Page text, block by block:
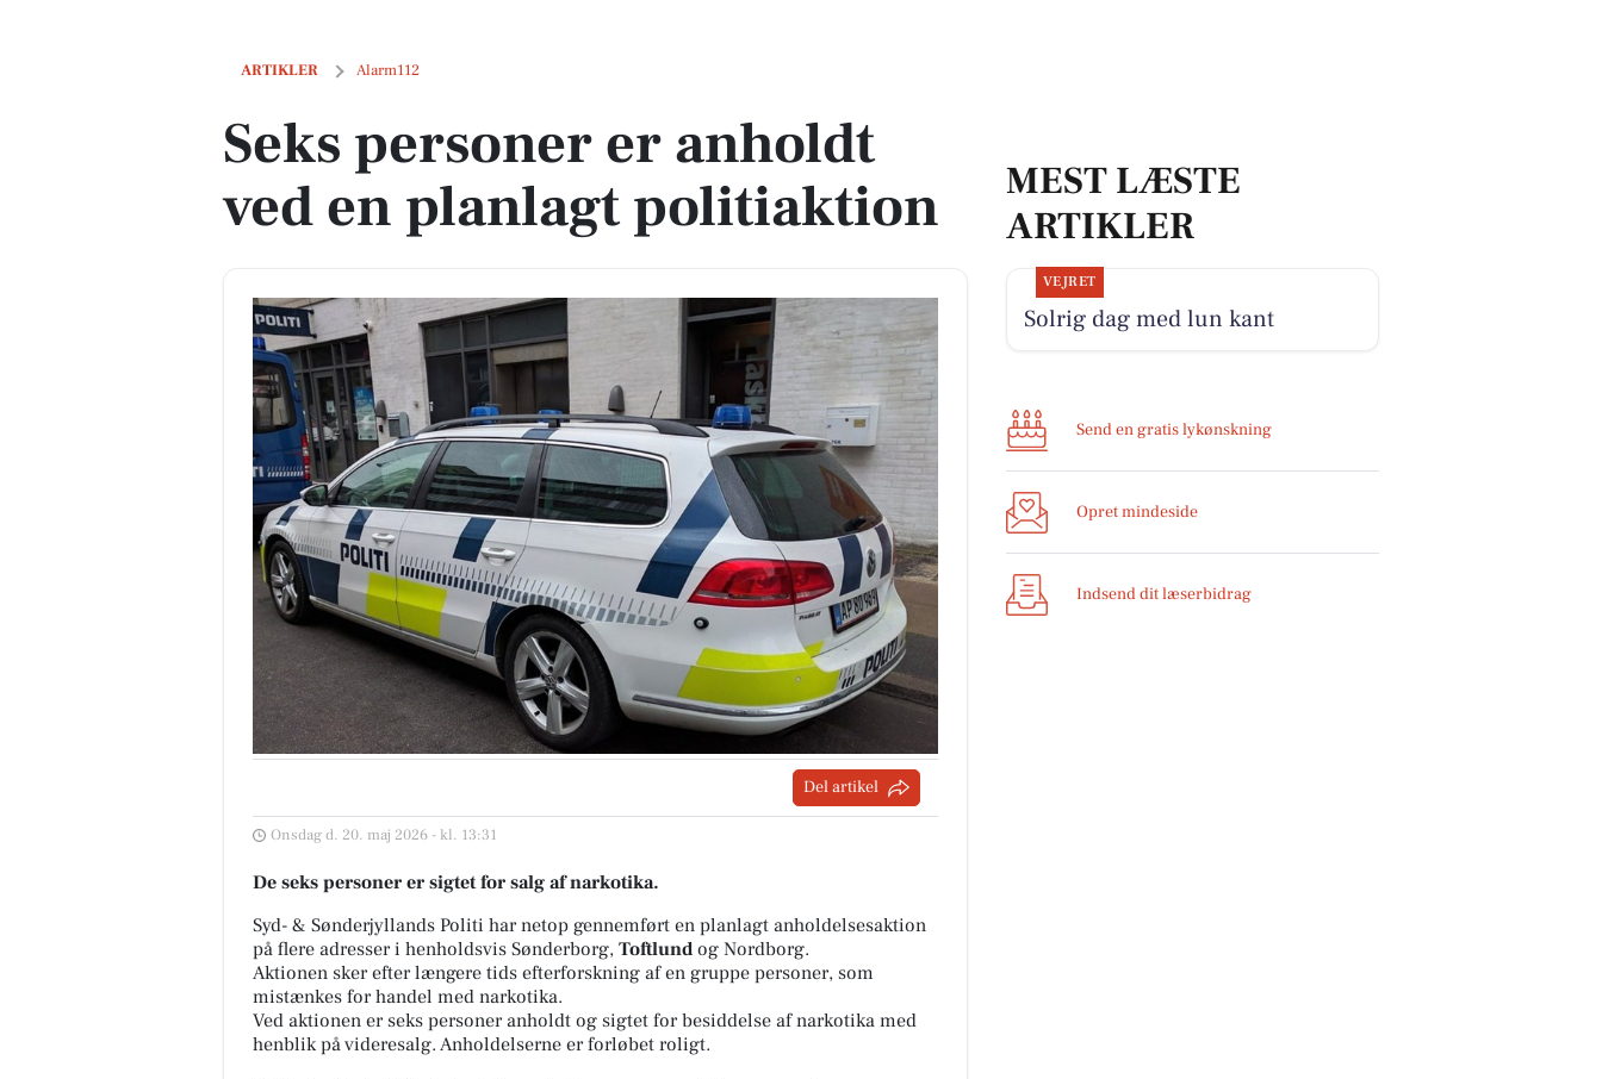
ARTIKLER Alarm112
Seks personer er anholdt ved en planlagt politiaktion
Seks personer er anholdt
ved en planlagt politiaktion
Del artikel
Onsdag d. 20. maj 2026 - kl. 13:31
De seks personer er sigtet for salg af narkotika.
Syd- & Sønderjyllands Politi har netop gennemført en planlagt anholdelsesaktion
på flere adresser i henholdsvis Sønderborg, Toftlund og Nordborg.
Aktionen sker efter længere tids efterforskning af en gruppe personer, som
mistænkes for handel med narkotika.
Ved aktionen er seks personer anholdt og sigtet for besiddelse af narkotika med
henblik på videresalg. Anholdelserne er forløbet roligt.
MEST LÆSTE
ARTIKLER
VEJRET
Solrig dag med lun kant
Send en gratis lykønskning
Opret mindeside
Indsend dit læserbidrag